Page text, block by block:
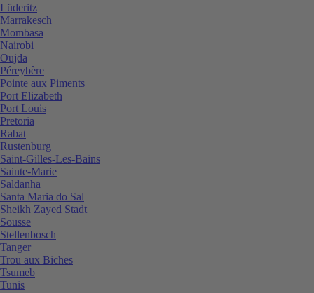
Lüderitz
Marrakesch
Mombasa
Nairobi
Oujda
Péreybère
Pointe aux Piments
Port Elizabeth
Port Louis
Pretoria
Rabat
Rustenburg
Saint-Gilles-Les-Bains
Sainte-Marie
Saldanha
Santa Maria do Sal
Sheikh Zayed Stadt
Sousse
Stellenbosch
Tanger
Trou aux Biches
Tsumeb
Tunis